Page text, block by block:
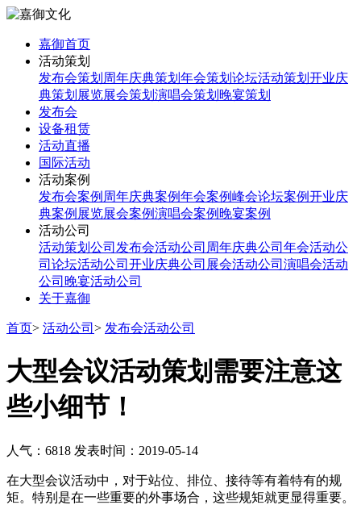
嘉御首页
活动策划
发布会策划 周年庆典策划 年会策划 论坛活动策划 开业庆
典策划 展览展会策划 演唱会策划 晚宴策划
发布会
设备租赁
活动直播
国际活动
活动案例
发布会案例 周年庆典案例年会案例峰会论坛案例开业庆
典案例 展览展会案例演唱会案例 晚宴案例
活动公司
活动策划公司 发布会活动公司 周年庆典公司 年会活动公
司 论坛活动公司 开业庆典公司 展会活动公司 演唱会活动
公司 晚宴活动公司
关于嘉御
首页> 活动公司 > 发布会活动公司
大型会议活动策划需要注意这
些小细节！
人气：6818 发表时间：2019-05-14
在大型会议活动中，对于站位、排位、接待等有着特有的规
矩。特别是在一些重要的外事场合，这些规矩就更显得重要。